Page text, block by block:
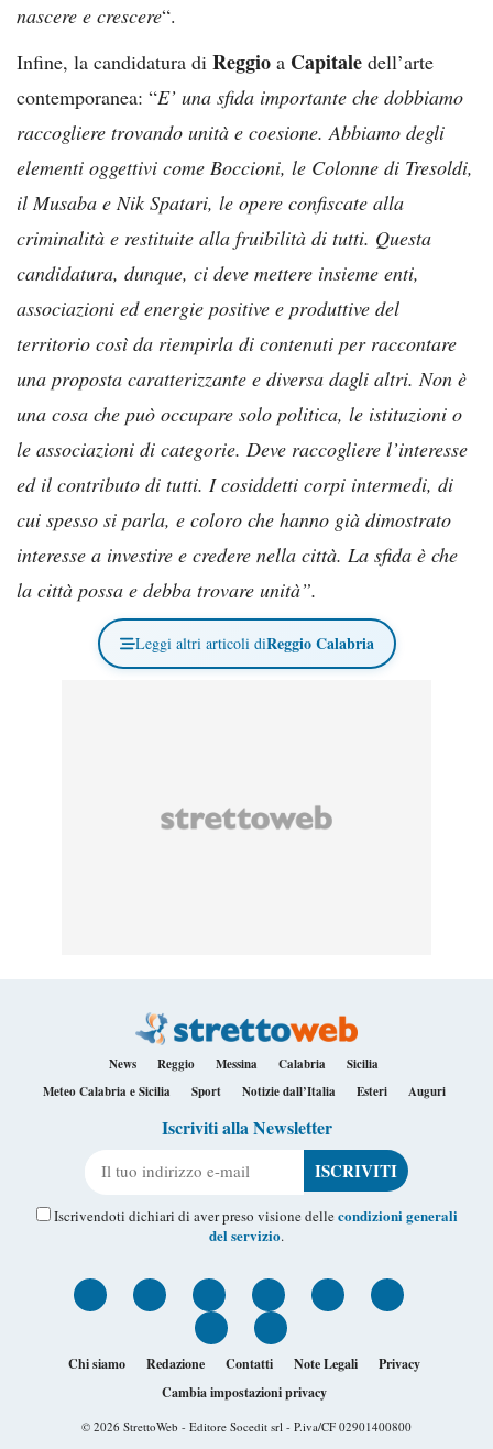
nascere e crescere“.
Infine, la candidatura di Reggio a Capitale dell’arte
contemporanea: “E’ una sfida importante che dobbiamo
raccogliere trovando unità e coesione. Abbiamo degli
elementi oggettivi come Boccioni, le Colonne di Tresoldi,
il Musaba e Nik Spatari, le opere confiscate alla
criminalità e restituite alla fruibilità di tutti. Questa
candidatura, dunque, ci deve mettere insieme enti,
associazioni ed energie positive e produttive del
territorio così da riempirla di contenuti per raccontare
una proposta caratterizzante e diversa dagli altri. Non è
una cosa che può occupare solo politica, le istituzioni o
le associazioni di categorie. Deve raccogliere l’interesse
ed il contributo di tutti. I cosiddetti corpi intermedi, di
cui spesso si parla, e coloro che hanno già dimostrato
interesse a investire e credere nella città. La sfida è che
la città possa e debba trovare unità”.
Leggi altri articoli diReggio Calabria
News Reggio Messina Calabria
Sicilia
Meteo Calabria e Sicilia
Sport Notizie dall’Italia Esteri Auguri
Iscriviti alla Newsletter
Iscrivendoti dichiari di aver preso visione dellecondizioni generali
del servizio.
Chi siamo Redazione Contatti Note Legali
Privacy
Cambia impostazioni privacy
© 2026 StrettoWeb - Editore Socedit srl - P.iva/CF 02901400800